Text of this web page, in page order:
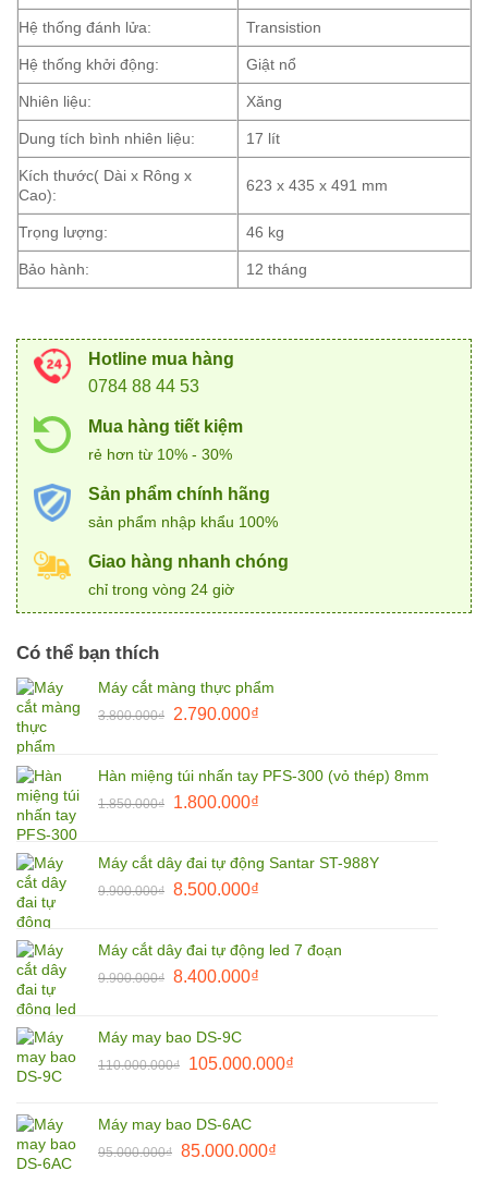
Hệ thống đánh lửa: Transistion
Hệ thống khởi động: Giật nổ
Nhiên liệu: Xăng
Dung tích bình nhiên liệu: 17 lít
Kích thước( Dài x Rông x
Cao):
623 x 435 x 491 mm
Trọng lượng: 46 kg
Bảo hành: 12 tháng
Hotline mua hàng
0784 88 44 53
Mua hàng tiết kiệm
rẻ hơn từ 10% - 30%
Sản phẩm chính hãng
sản phẩm nhập khẩu 100%
Giao hàng nhanh chóng
chỉ trong vòng 24 giờ
Có thể bạn thích
Máy cắt màng thực phẩm
3.800.000₫
Giá
3.800.000₫.
2.790.000₫Giá
là:
2.790.000₫.
Hàn miệng túi nhấn tay PFS-300 (vỏ thép) 8mm
1.850.000₫
Giá
1.850.000₫.
1.800.000₫Giá
là:
1.800.000₫.
Máy cắt dây đai tự động Santar ST-988Y
9.900.000₫ Giá
9.900.000₫.
8.500.000₫Giá
là:
8.500.000₫.
Máy cắt dây đai tự động led 7 đoạn
9.900.000₫ Giá
9.900.000₫.
8.400.000₫Giá
8.400.000₫.
Máy may bao DS-9C
110.000.000₫
Giá
110.000.000₫.
105.000.000₫Giá
Máy may bao DS-6AC
95.000.000₫ Giá
85.000.000₫Giá